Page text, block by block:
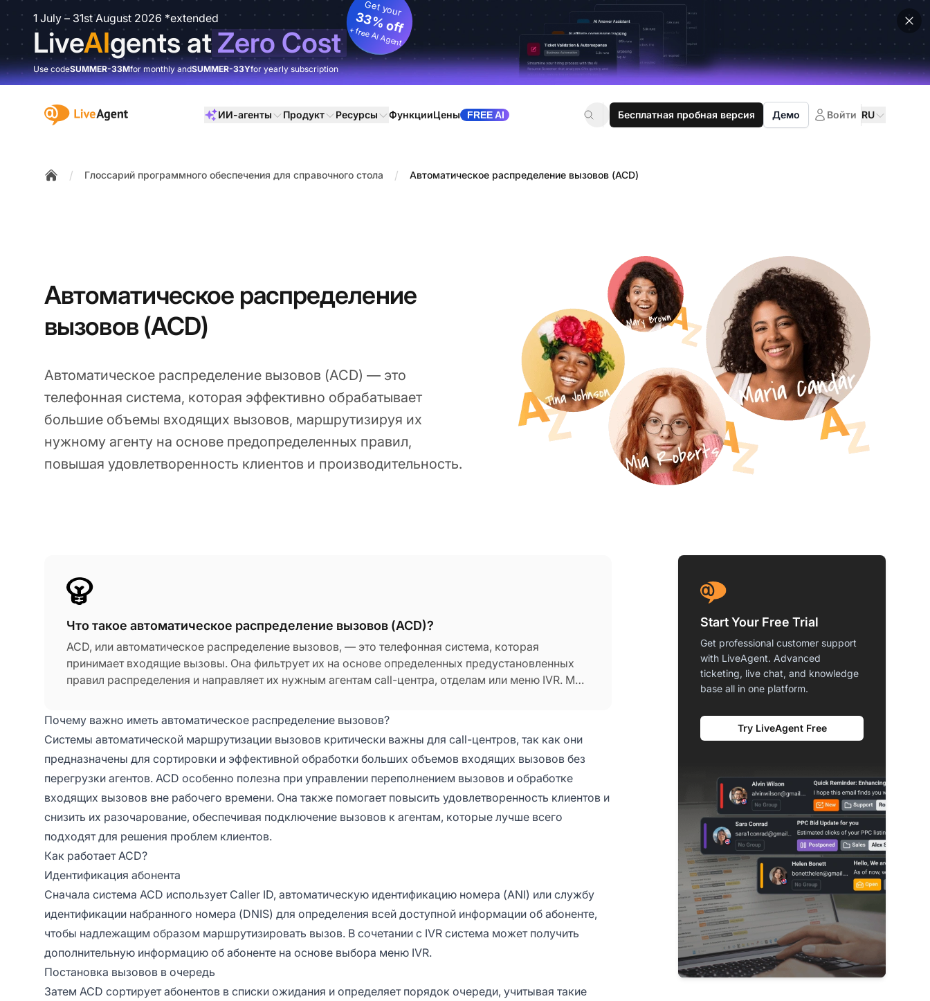
1 July – 31st August 2026 *extended
LiveAIgents atZero Cost
Get your
33% off
+ free AI Agent
Use codeSUMMER-33Mfor monthly andSUMMER-33Yfor yearly subscription
:site.title ИИ-агенты Продукт Ресурсы ФункцииЦены FREE AI Бесплатная пробная версия Демо Войти RU
/ Глоссарий программного обеспечения для справочного стола / Автоматическое распределение вызовов (ACD)
Автоматическое распределение
вызовов (ACD)
Автоматическое распределение вызовов (ACD) — это
телефонная система, которая эффективно обрабатывает
большие объемы входящих вызовов, маршрутизируя их
нужному агенту на основе предопределенных правил,
повышая удовлетворенность клиентов и производительность.
Что такое автоматическое распределение вызовов (ACD)?
ACD, или автоматическое распределение вызовов, — это телефонная система, которая
принимает входящие вызовы. Она фильтрует их на основе определенных предустановленных
правил распределения и направляет их нужным агентам call-центра, отделам или меню IVR. Мы
компьютерной телефонной интеграцией (CTI) и системами интерактивного голосового ответа
(IVR), чтобы обеспечить интеллектуальную маршрутизацию входящих вызовов наиболее
подходящим агентам.
Почему важно иметь автоматическое распределение вызовов?
Системы автоматической маршрутизации вызовов критически важны для call-центров, так как они
предназначены для сортировки и эффективной обработки больших объемов входящих вызовов без
перегрузки агентов. ACD особенно полезна при управлении переполнением вызовов и обработке
входящих вызовов вне рабочего времени. Она также помогает повысить удовлетворенность клиентов и
снизить их разочарование, обеспечивая подключение вызовов к агентам, которые лучше всего
подходят для решения проблем клиентов.
Как работает ACD?
Идентификация абонента
Сначала система ACD использует Caller ID, автоматическую идентификацию номера (ANI) или службу
идентификации набранного номера (DNIS) для определения всей доступной информации об абоненте,
чтобы надлежащим образом маршрутизировать вызов. В сочетании с IVR система может получить
дополнительную информацию об абоненте на основе выбора меню IVR.
Постановка вызовов в очередь
Затем ACD сортирует абонентов в списки ожидания и определяет порядок очереди, учитывая такие
Start Your Free Trial
Get professional customer support
with LiveAgent. Advanced
ticketing, live chat, and knowledge
base all in one platform.
Try LiveAgent Free